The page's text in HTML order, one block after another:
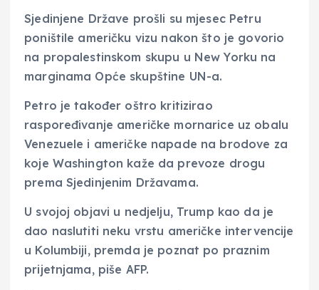
Sjedinjene Države prošli su mjesec Petru
poništile američku vizu nakon što je govorio
na propalestinskom skupu u New Yorku na
marginama Opće skupštine UN-a.
Petro je također oštro kritizirao
raspoređivanje američke mornarice uz obalu
Venezuele i američke napade na brodove za
koje Washington kaže da prevoze drogu
prema Sjedinjenim Državama.
U svojoj objavi u nedjelju, Trump kao da je
dao naslutiti neku vrstu američke intervencije
u Kolumbiji, premda je poznat po praznim
prijetnjama, piše AFP.